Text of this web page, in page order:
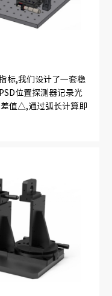
标,我们设计了一套稳
位置探测器记录光
差值△,通过弧长计算即